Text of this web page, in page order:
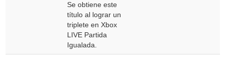
Se obtiene este
título al lograr un
triplete en Xbox
LIVE Partida
Igualada.